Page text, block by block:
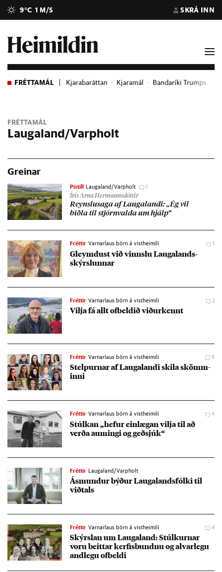
9°C 1 M/S SKRÁ INN
FRÉTTAMÁL Kjarabaráttan Kjaramál Bandaríki Trumps
FRÉTTAMÁL
Laugaland/Varpholt
Greinar
Pistill Laugaland/Varpholt 1
Íris Arna Hermannsdóttir
Reynslu­saga af Laugalandi: „Ég vil
biðla til stjórn­valda um hjálp“
Fréttir Varnarlaus börn á vistheimili 1
Gleymd­ust við vinnslu Lauga­lands­
skýrsl­unn­ar
Fréttir Varnarlaus börn á vistheimili 2
Vilja fá allt of­beld­ið við­ur­kennt
Fréttir Varnarlaus börn á vistheimili 8
Stelp­urn­ar af Laugalandi skila skömm­
inni
Fréttir Varnarlaus börn á vistheimili 4
Stúlk­an „hef­ur ein­læg­an vilja til að
verða aum­ingi og geð­sjúk“
Fréttir Laugaland/Varpholt
Ásmund­ur býð­ur Lauga­lands­fólki til
við­tals
Fréttir Varnarlaus börn á vistheimili 4
Skýrsl­an um Lauga­land: Stúlk­urn­ar
voru beitt­ar kerf­is­bundnu og al­var­legu
and­legu of­beldi